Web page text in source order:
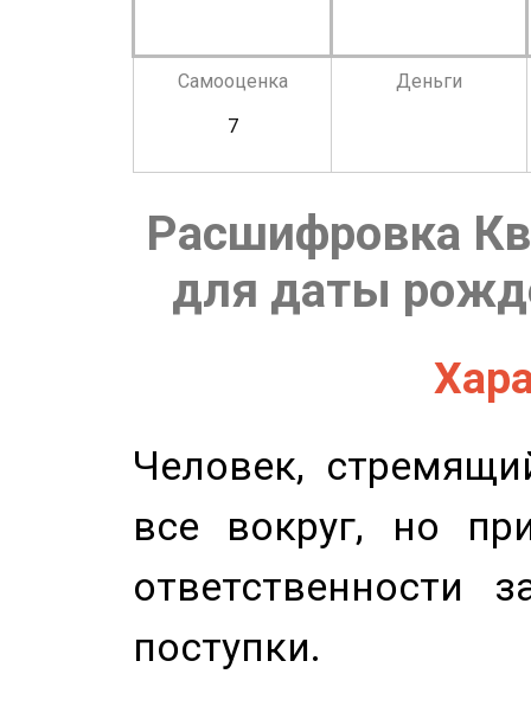
Самооценка
7
Деньги
Расшифровка
для даты
Человек,
все вокруг, но
ответственности
поступки.